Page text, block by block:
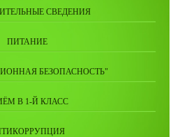
СВЕДЕНИЯ
ПИТАНИЕ
БЕЗОПАСНОСТЬ"
В 1-Й КЛАСС